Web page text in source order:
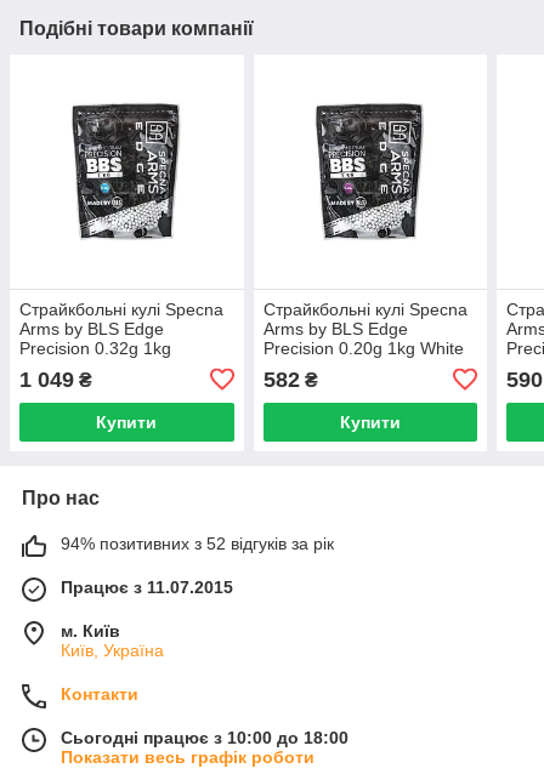
Подібні товари компанії
Страйкбольні кулі Specna
Arms by BLS Edge
Precision 0.32g 1kg
1 049 ₴
Купити
Страйкбольні кулі Specna
Arms by BLS Edge
Precision 0.20g 1kg White
582₴
Купити
590
Про нас
94% позитивних з 52 відгуків за рік
Працює з 11.07.2015
м. Київ
Київ, Україна
Контакти
Сьогодні працює з 10:00 до 18:00
Показати весь графік роботи